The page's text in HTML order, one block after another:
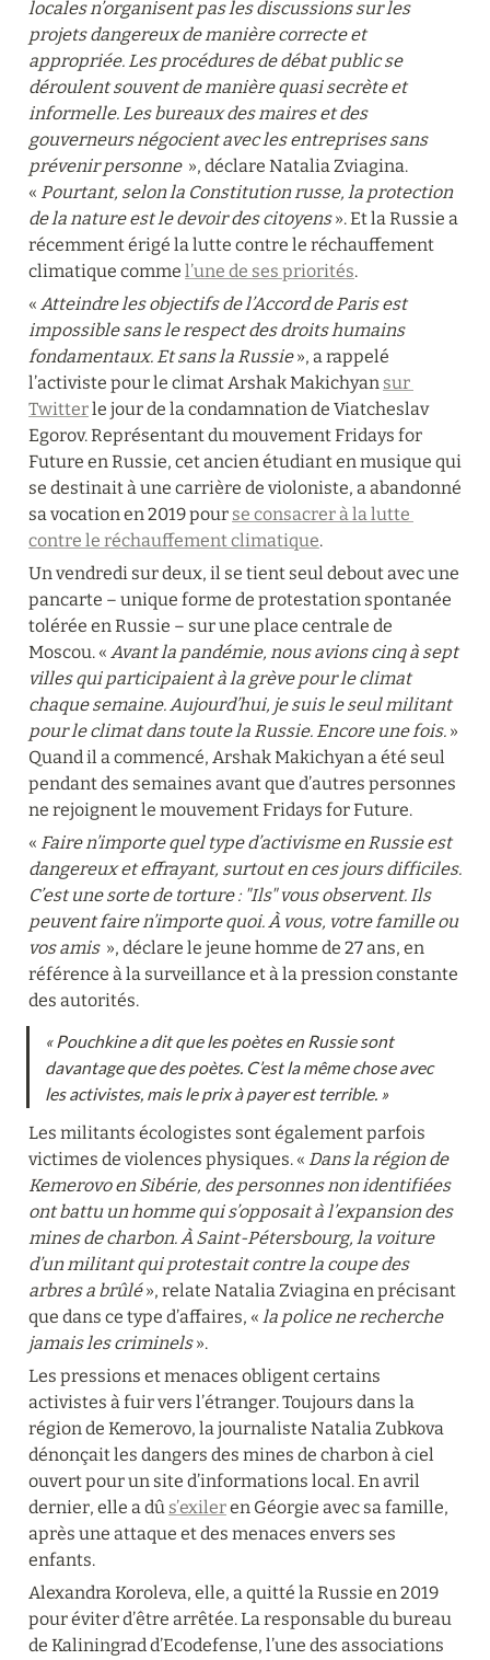
locales n’organisent pas les discussions sur les
projets dangereux de manière correcte et
appropriée. Les procédures de débat public se
déroulent souvent de manière quasi secrète et
informelle. Les bureaux des maires et des
gouverneurs négocient avec les entreprises sans
prévenir personne », déclare Natalia Zviagina.
« Pourtant, selon la Constitution russe, la protection
de la nature est le devoir des citoyens ». Et la Russie a
récemment érigé la lutte contre le réchauffement
climatique comme l’une de ses priorités.
« Atteindre les objectifs de l’Accord de Paris est
impossible sans le respect des droits humains
fondamentaux. Et sans la Russie », a rappelé
l’activiste pour le climat Arshak Makichyan sur
Twitter le jour de la condamnation de Viatcheslav
Egorov. Représentant du mouvement Fridays for
Future en Russie, cet ancien étudiant en musique qui
se destinait à une carrière de violoniste, a abandonné
sa vocation en 2019 pour se consacrer à la lutte
contre le réchauffement climatique.
Un vendredi sur deux, il se tient seul debout avec une
pancarte – unique forme de protestation spontanée
tolérée en Russie – sur une place centrale de
Moscou. « Avant la pandémie, nous avions cinq à sept
villes qui participaient à la grève pour le climat
chaque semaine. Aujourd’hui, je suis le seul militant
pour le climat dans toute la Russie. Encore une fois. »
Quand il a commencé, Arshak Makichyan a été seul
pendant des semaines avant que d’autres personnes
ne rejoignent le mouvement Fridays for Future.
« Faire n’importe quel type d’activisme en Russie est
dangereux et effrayant, surtout en ces jours difficiles.
C’est une sorte de torture : "Ils" vous observent. Ils
peuvent faire n’importe quoi. À vous, votre famille ou
vos amis », déclare le jeune homme de 27 ans, en
référence à la surveillance et à la pression constante
des autorités.
« Pouchkine a dit que les poètes en Russie sont
davantage que des poètes. C’est la même chose avec
les activistes, mais le prix à payer est terrible. »
Les militants écologistes sont également parfois
victimes de violences physiques. « Dans la région de
Kemerovo en Sibérie, des personnes non identifiées
ont battu un homme qui s’opposait à l’expansion des
mines de charbon. À Saint-Pétersbourg, la voiture
d’un militant qui protestait contre la coupe des
arbres a brûlé », relate Natalia Zviagina en précisant
que dans ce type d’affaires, « la police ne recherche
jamais les criminels ».
Les pressions et menaces obligent certains
activistes à fuir vers l’étranger. Toujours dans la
région de Kemerovo, la journaliste Natalia Zubkova
dénonçait les dangers des mines de charbon à ciel
ouvert pour un site d’informations local. En avril
dernier, elle a dû s’exiler en Géorgie avec sa famille,
après une attaque et des menaces envers ses
enfants.
Alexandra Koroleva, elle, a quitté la Russie en 2019
pour éviter d’être arrêtée. La responsable du bureau
de Kaliningrad d’Ecodefense, l’une des associations